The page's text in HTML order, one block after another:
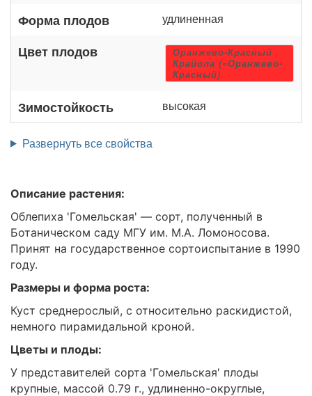
Форма плодов удлиненная
Цвет плодов
Оранжево-Красный
Крайола (=Оранжево-
Красный)
Зимостойкость высокая
Развернуть все свойства
Описание растения:
Облепиха 'Гомельская' — сорт, полученный в
Ботаническом саду МГУ им. М.А. Ломоносова.
Принят на государственное сортоиспытание в 1990
году.
Размеры и форма роста:
Куст среднерослый, с относительно раскидистой,
немного пирамидальной кроной.
Цветы и плоды:
У представителей сорта 'Гомельская' плоды
крупные, массой 0.79 г., удлиненно-округлые,